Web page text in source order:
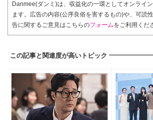
Danmee(ダンミ)は、収益化の一環としてオンライ
ます。広告の内容(公序良俗を害するもの)や、可読
告に関するご意見はこちらのフォームをご利用くだ
この記事と関連度が高いトピック